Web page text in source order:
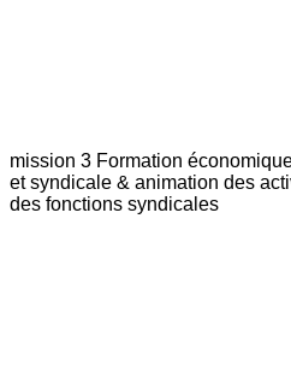
mission 3 Formation
et syndicale & animation des
des fonctions syndicales